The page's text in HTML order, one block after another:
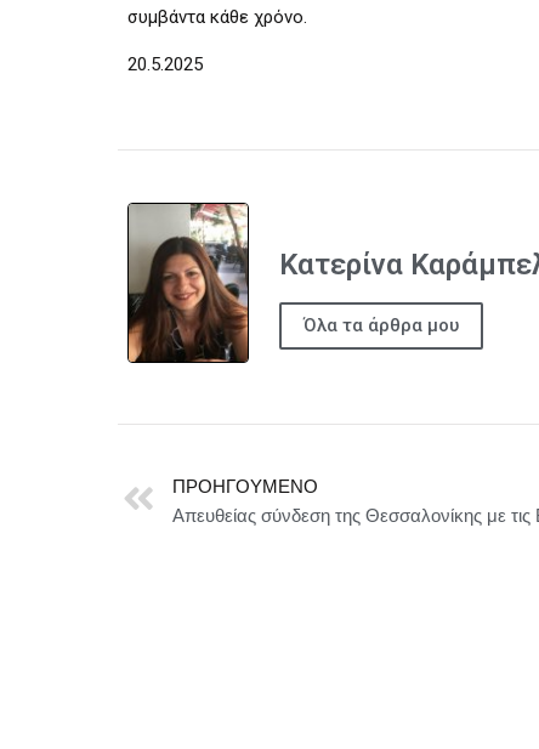
συμβάντα κάθε χρόνο.
20.5.2025
Κατερίνα
Όλα τα άρθρα μου
ΠΡΟΗΓΟΎΜΕΝΟ